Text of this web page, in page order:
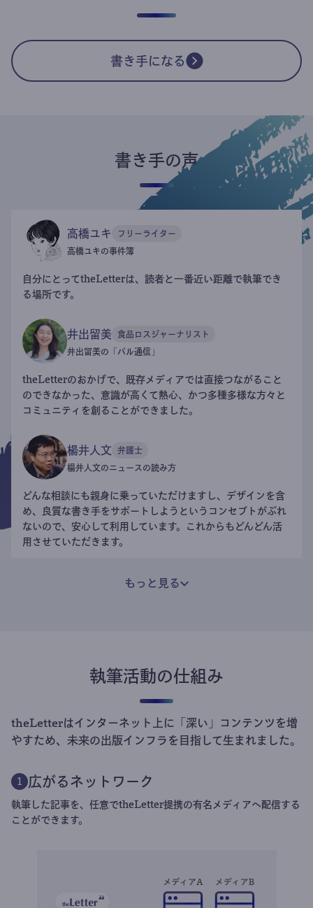
書き手になる
書き手の声
高橋ユキ フリーライター
高橋ユキの事件簿
自分にとってtheLetterは、読者と一番近い距離で執筆でき
る場所です。
井出留美 食品ロスジャーナリスト
井出留美の「パル通信」
theLetterのおかげで、既存メディアでは直接つながること
のできなかった、意識が高くて熱心、かつ多種多様な方々と
コミュニティを創ることができました。
楊井人文 弁護士
楊井人文のニュースの読み方
どんな相談にも親身に乗っていただけますし、デザインを含
め、良質な書き手をサポートしようというコンセプトがぶれ
ないので、安心して利用しています。これからもどんどん活
用させていただきます。
もっと見る
執筆活動の仕組み
theLetterはインターネット上に「深い」コンテンツを増
やすため、未来の出版インフラを目指して生まれました。
1 広がるネットワーク
執筆した記事を、任意でtheLetter提携の有名メディアへ配信する
ことができます。